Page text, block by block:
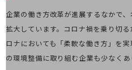
企業の働き方改革が進展するなかで
拡大しています。コロナ禍を乗り切
ロナにおいても「柔軟な働き方」を
の環境整備に取り組む企業も少なくあ